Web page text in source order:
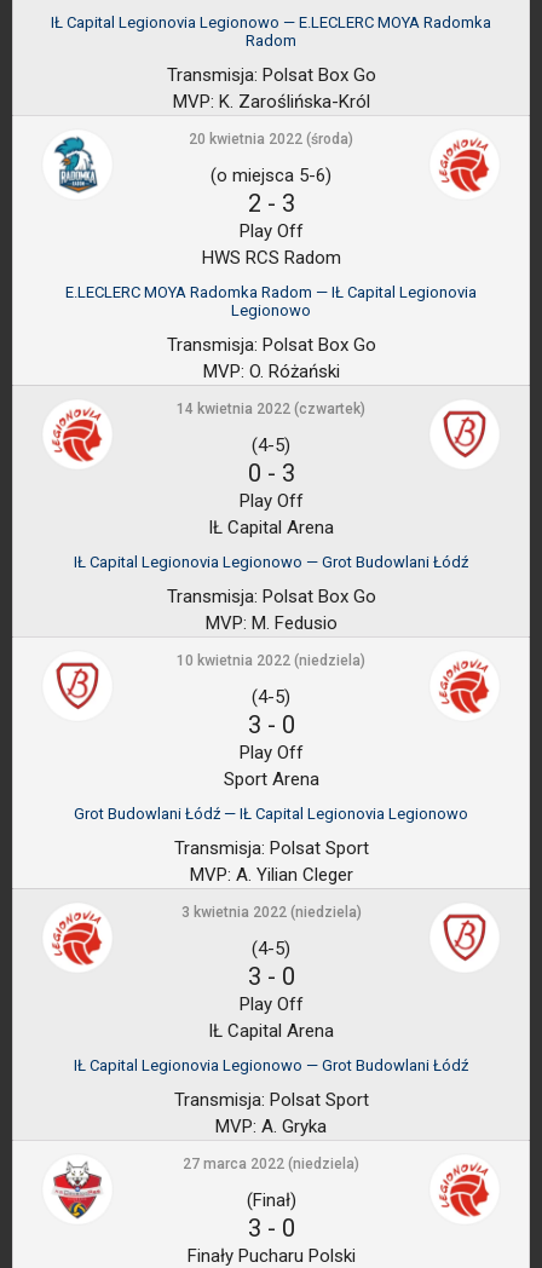
IŁ Capital Legionovia Legionowo — E.LECLERC MOYA Radomka
Radom
Transmisja: Polsat Box Go
MVP: K. Zaroślińska-Król
20 kwietnia 2022 (środa)
(o miejsca 5-6)
2 - 3
Play Off
HWS RCS Radom
E.LECLERC MOYA Radomka Radom — IŁ Capital Legionovia
Legionowo
Transmisja: Polsat Box Go
MVP: O. Różański
14 kwietnia 2022 (czwartek)
(4-5)
0 - 3
Play Off
IŁ Capital Arena
IŁ Capital Legionovia Legionowo — Grot Budowlani Łódź
Transmisja: Polsat Box Go
MVP: M. Fedusio
10 kwietnia 2022 (niedziela)
(4-5)
3 - 0
Play Off
Sport Arena
Grot Budowlani Łódź — IŁ Capital Legionovia Legionowo
Transmisja: Polsat Sport
MVP: A. Yilian Cleger
3 kwietnia 2022 (niedziela)
(4-5)
3 - 0
Play Off
IŁ Capital Arena
IŁ Capital Legionovia Legionowo — Grot Budowlani Łódź
Transmisja: Polsat Sport
MVP: A. Gryka
27 marca 2022 (niedziela)
(Finał)
3 - 0
Finały Pucharu Polski